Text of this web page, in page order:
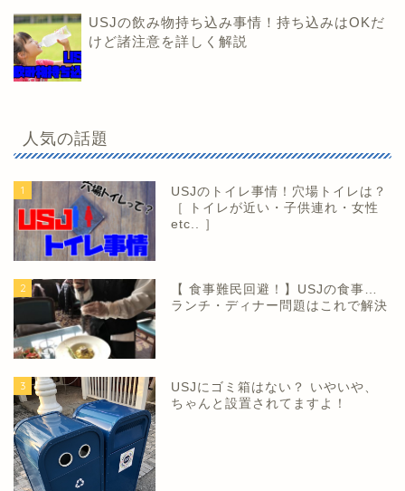
USJの飲み物持ち込み事情！持ち込みはOKだ
けど諸注意を詳しく解説
人気の話題
1
USJのトイレ事情！穴場トイレは？
［ トイレが近い・子供連れ・女性
etc.. ］
2
【 食事難民回避！】USJの食事…
ランチ・ディナー問題はこれで解決
3
USJにゴミ箱はない？ いやいや、
ちゃんと設置されてますよ！